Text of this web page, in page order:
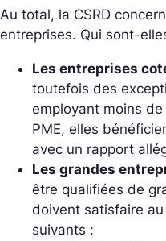
Au total, la CSRD
entreprises. Qui sont-
Les entreprises
toutefois des
employant moins de
PME, elles
avec un rapport
Les grandes
être qualifiées de
doivent satisfaire
suivants :